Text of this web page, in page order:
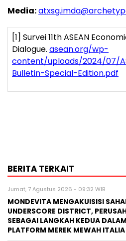
Media:
[1] Survei 11thASEAN
Dialogue. asean.org/wp-
content/uploads/2024/07/
Bulletin-Special-Edition.pdf
BERITA TERKAIT
Jumat, 7 Agustus 2026 - 09:32 WIB
MONDEVITA MENGAKUISISI
UNDERSCORE DISTRICT,
SEBAGAI LANGKAH KEDUA
PLATFORM MEREK MEWAH ITALIA